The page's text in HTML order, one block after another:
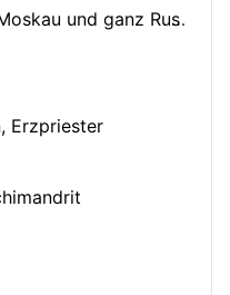
und ganz Russland
Erzpriester